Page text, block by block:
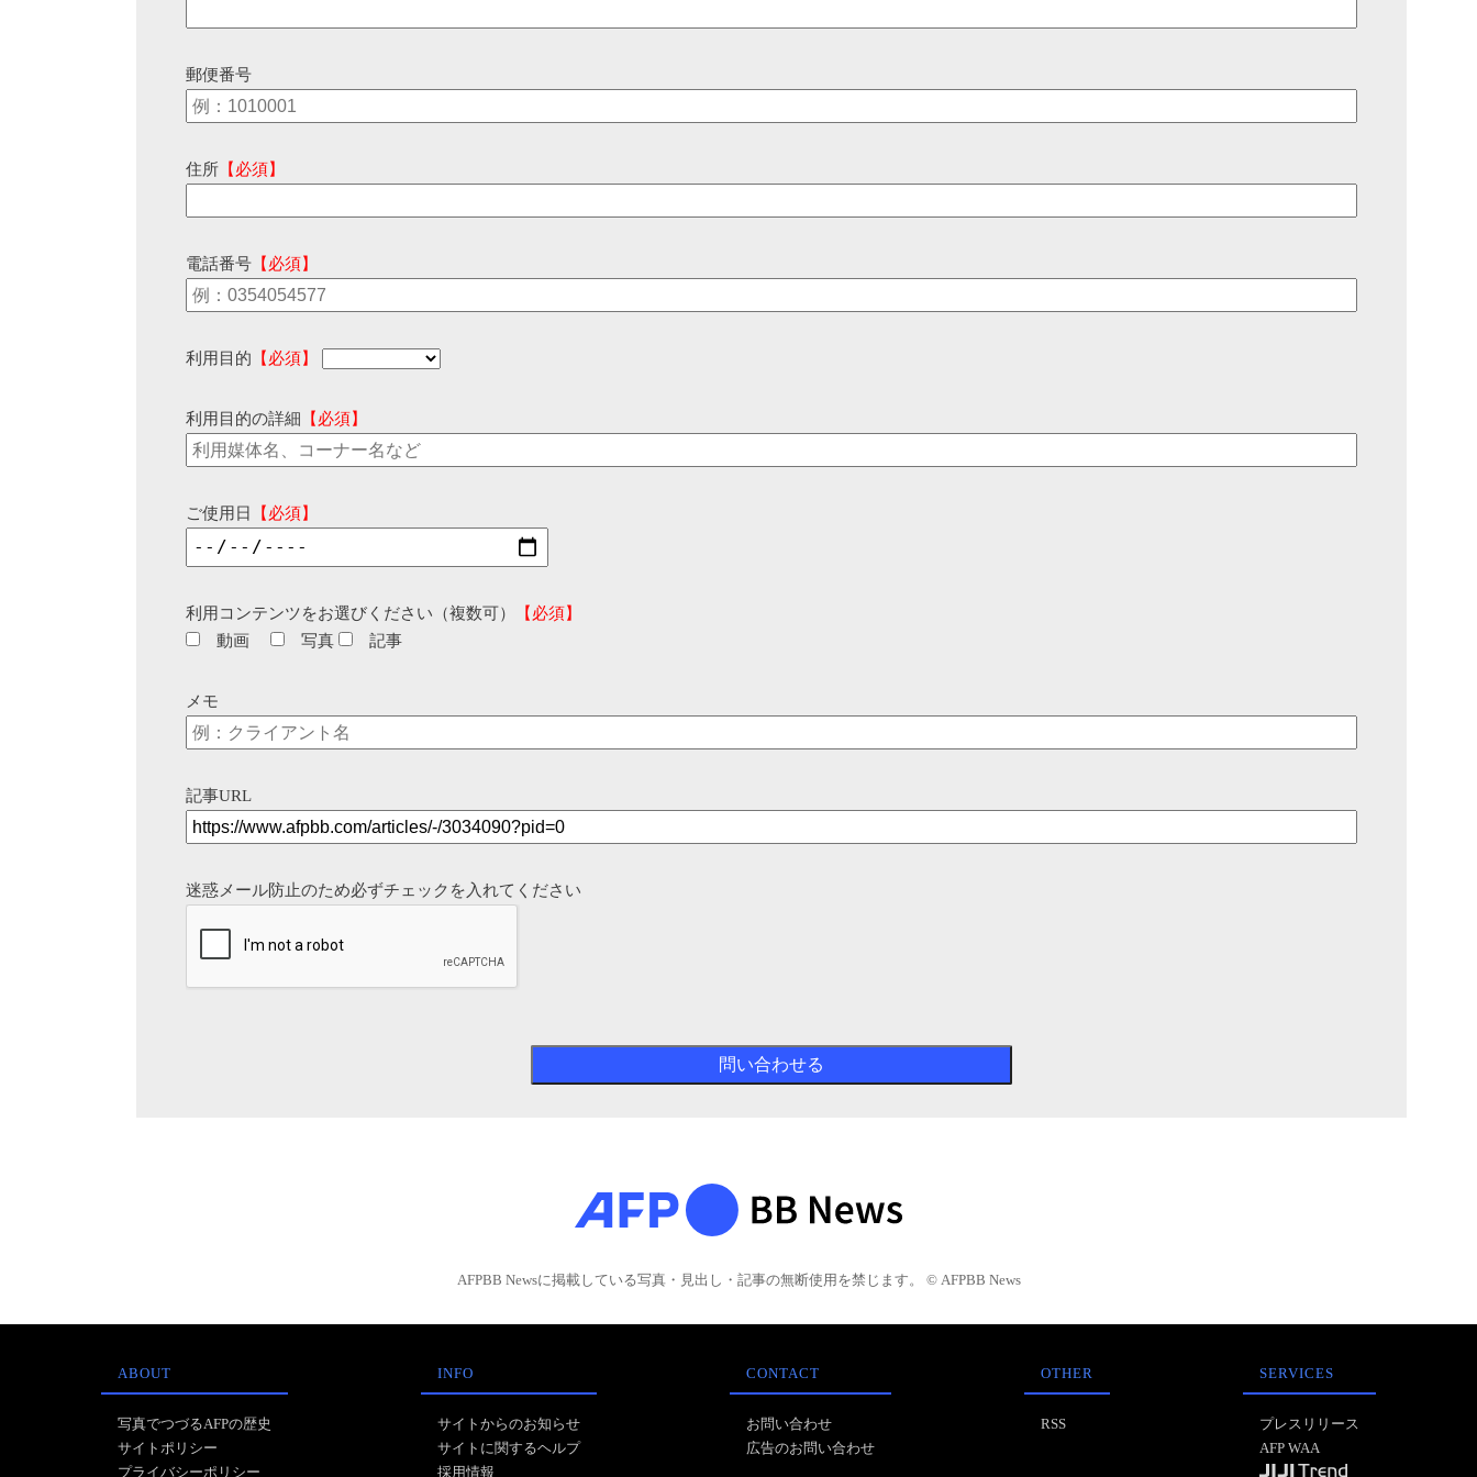
郵便番号
住所 【必須】
電話番号 【必須】
利用目的 【必須】
利用目的の詳細 【必須】
ご使用日 【必須】
利用コンテンツをお選びください（複数可）
【必須】
動画
写真 記事
メモ
記事URL
迷惑メール防止のため必ずチェックを入れてください
AFPBB Newsに掲載している写真・見出し・記事の無断使用を禁じます。 © AFPBB News
ABOUT
写真でつづるAFPの歴史
サイトポリシー
プライバシーポリシー
INFO
サイトからのお知らせ
サイトに関するヘルプ
採用情報
CONTACT
お問い合わせ
広告のお問い合わせ
OTHER
RSS
SERVICES
プレスリリース
AFP WAA